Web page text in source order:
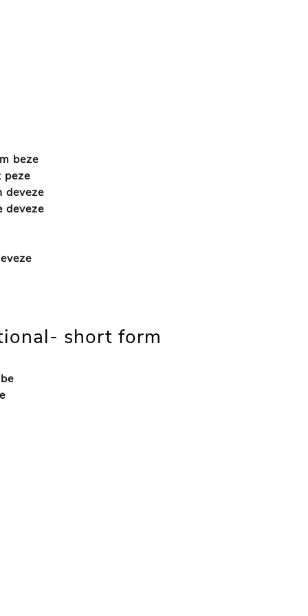
beze
peze
deveze
deveze
short form